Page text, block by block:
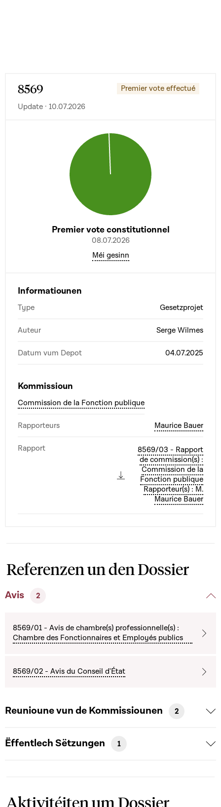
8569
Premier vote effectué
Update · 10.07.2026
Premier vote constitutionnel
08.07.2026
Méi gesinn
Informatiounen
Type Gesetzprojet
Auteur Serge Wilmes
Datum vum Depot 04.07.2025
Kommissioun
Commission de la Fonction publique
Rapporteurs Maurice Bauer
Rapport
8569/03 - Rapport
de commission(s) :
Commission de la
Fonction publique
Rapporteur(s) : M.
Maurice Bauer
Referenzen un den Dossier
Avis 2
8569/01 - Avis de chambre(s) professionnelle(s) :
Chambre des Fonctionnaires et Employés publics
8569/02 - Avis du Conseil d'État
Reunioune vun de Kommissiounen 2
Ëffentlech Sëtzungen 1
Aktivitéiten um Dossier